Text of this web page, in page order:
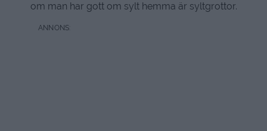
om man har gott om sylt hemma är syltgrottor.